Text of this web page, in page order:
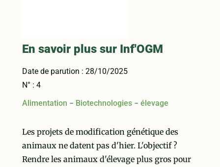
En savoir plus sur Inf'OGM
Date de parution : 28/10/2025
N° : 4
Alimentation - Biotechnologies- élevage
Les projets de modification génétique des
animaux ne datent pas d'hier. L'objectif ?
Rendre les animaux d'élevage plus gros pour